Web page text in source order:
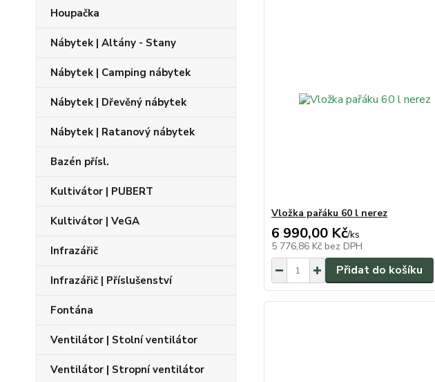
Houpačka
Nábytek | Altány - Stany
Nábytek | Camping nábytek
Nábytek | Dřevěný nábytek
Nábytek | Ratanový nábytek
Bazén přísl.
Kultivátor | PUBERT
Kultivátor | VeGA
Infrazářič
Infrazářič | Příslušenství
Fontána
Ventilátor | Stolní ventilátor
Ventilátor | Stropní ventilátor
Vložka pařáku 60 l nerez
6 990,00 Kč/ks
5 776,86 Kč bez DPH
Přidat do košíku